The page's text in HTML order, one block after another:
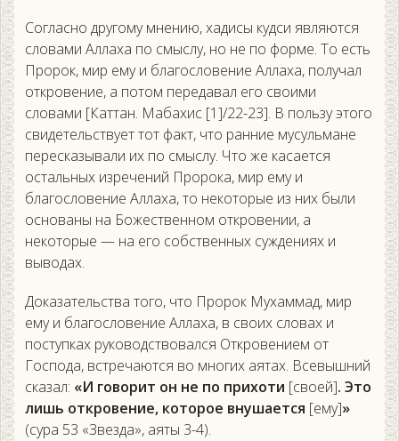
Согласно другому мнению, хадисы кудси являются
словами Аллаха по смыслу, но не по форме. То есть
Пророк, мир ему и благословение Аллаха, получал
откровение, а потом передавал его своими
словами [Каттан. Мабахис [1]/22-23]. В пользу этого
свидетельствует тот факт, что ранние мусульмане
пересказывали их по смыслу. Что же касается
остальных изречений Пророка, мир ему и
благословение Аллаха, то некоторые из них были
основаны на Божественном откровении, а
некоторые — на его собственных суждениях и
выводах.
Доказательства того, что Пророк Мухаммад, мир
ему и благословение Аллаха, в своих словах и
поступках руководствовался Откровением от
Господа, встречаются во многих аятах. Всевышний
сказал: «И говорит он не по прихоти [своей]. Это
лишь откровение, которое внушается [ему]»
(сура 53 «Звезда», аяты 3-4).